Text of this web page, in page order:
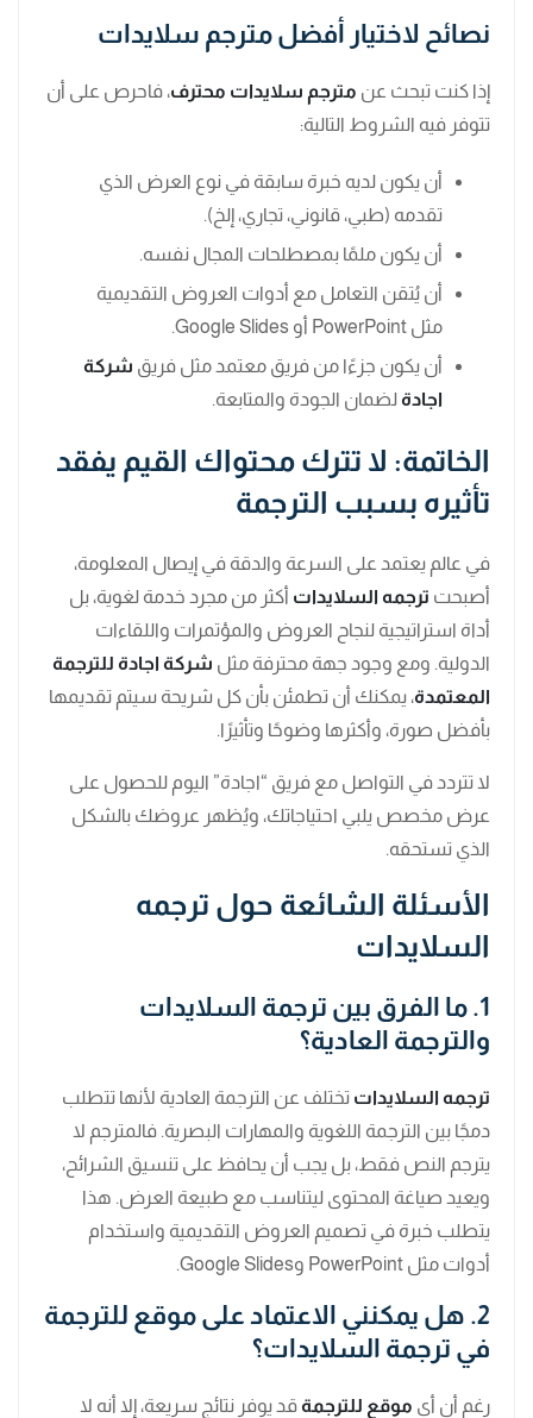
نصائح لاختيار أفضل مترجم سلايدات
إذا كنت تبحث عن مترجم سلايدات محترف، فاحرص على أن
تتوفر فيه الشروط التالية:
أن يكون لديه خبرة سابقة في نوع العرض الذي
تقدمه (طبي، قانوني، تجاري، إلخ).
أن يكون ملمًا بمصطلحات المجال نفسه.
أن يُتقن التعامل مع أدوات العروض التقديمية
مثل PowerPoint أو Google Slides.
أن يكون جزءًا من فريق معتمد مثل فريق شركة
اجادة لضمان الجودة والمتابعة.
الخاتمة: لا تترك محتواك القيم يفقد
تأثيره بسبب الترجمة
في عالم يعتمد على السرعة والدقة في إيصال المعلومة،
أصبحت ترجمه السلايدات أكثر من مجرد خدمة لغوية، بل
أداة استراتيجية لنجاح العروض والمؤتمرات واللقاءات
الدولية. ومع وجود جهة محترفة مثل شركة اجادة للترجمة
المعتمدة، يمكنك أن تطمئن بأن كل شريحة سيتم تقديمها
بأفضل صورة، وأكثرها وضوحًا وتأثيرًا.
لا تتردد في التواصل مع فريق “اجادة” اليوم للحصول على
عرض مخصص يلبي احتياجاتك، ويُظهر عروضك بالشكل
الذي تستحقه.
الأسئلة الشائعة حول ترجمه
السلايدات
1. ما الفرق بين ترجمة السلايدات
والترجمة العادية؟
ترجمه السلايدات تختلف عن الترجمة العادية لأنها تتطلب
دمجًا بين الترجمة اللغوية والمهارات البصرية. فالمترجم لا
يترجم النص فقط، بل يجب أن يحافظ على تنسيق الشرائح،
ويعيد صياغة المحتوى ليتناسب مع طبيعة العرض. هذا
يتطلب خبرة في تصميم العروض التقديمية واستخدام
أدوات مثل PowerPoint وGoogle Slides.
2. هل يمكنني الاعتماد على موقع للترجمة
في ترجمة السلايدات؟
رغم أن أي موقع للترجمة قد يوفر نتائج سريعة، إلا أنه لا